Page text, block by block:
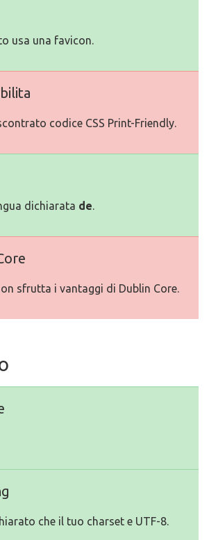
usa una favicon.
codice CSS Print-Friendly.
dichiarata de.
sfrutta i vantaggi di Dublin Core.
che il tuo charset e UTF-8.